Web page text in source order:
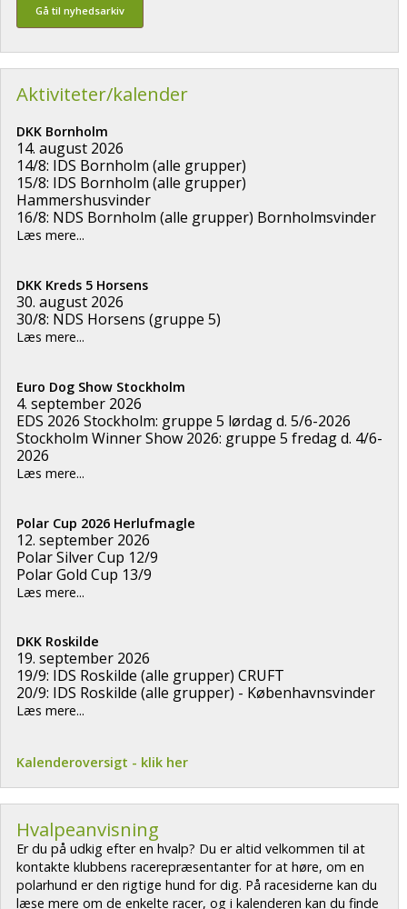
Gå til nyhedsarkiv
Aktiviteter/kalender
DKK Bornholm
14. august 2026
14/8: IDS Bornholm (alle grupper)
15/8: IDS Bornholm (alle grupper)
Hammershusvinder
16/8: NDS Bornholm (alle grupper) Bornholmsvinder
Læs mere...
DKK Kreds 5 Horsens
30. august 2026
30/8: NDS Horsens (gruppe 5)
Læs mere...
Euro Dog Show Stockholm
4. september 2026
EDS 2026 Stockholm: gruppe 5 lørdag d. 5/6-2026
Stockholm Winner Show 2026: gruppe 5 fredag d. 4/6-
2026
Læs mere...
Polar Cup 2026 Herlufmagle
12. september 2026
Polar Silver Cup 12/9
Polar Gold Cup 13/9
Læs mere...
DKK Roskilde
19. september 2026
19/9: IDS Roskilde (alle grupper) CRUFT
20/9: IDS Roskilde (alle grupper) - Københavnsvinder
Læs mere...
Kalenderoversigt - klik her
Hvalpeanvisning
Er du på udkig efter en hvalp? Du er altid velkommen til at
kontakte klubbens racerepræsentanter for at høre, om en
polarhund er den rigtige hund for dig. På racesiderne kan du
læse mere om de enkelte racer, og i kalenderen kan du finde